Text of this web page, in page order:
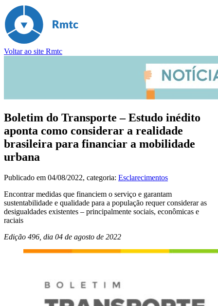
Voltar ao site Rmtc
Boletim do Transporte – Estudo inédito
aponta como considerar a realidade
brasileira para financiar a mobilidade
urbana
Publicado em 04/08/2022, categoria: Esclarecimentos
Encontrar medidas que financiem o serviço e garantam
sustentabilidade e qualidade para a população requer considerar as
desigualdades existentes – principalmente sociais, econômicas e
raciais
Edição 496, dia 04 de agosto de 2022